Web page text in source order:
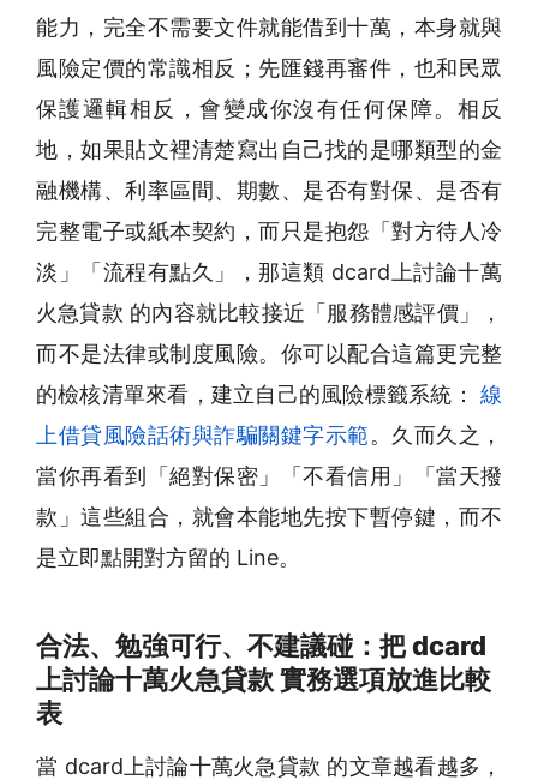
能力，完全不需要文件就能借到十萬，本身就與
風險定價的常識相反；先匯錢再審件，也和民眾
保護邏輯相反，會變成你沒有任何保障。相反
地，如果貼文裡清楚寫出自己找的是哪類型的金
融機構、利率區間、期數、是否有對保、是否有
完整電子或紙本契約，而只是抱怨「對方待人冷
淡」「流程有點久」，那這類 dcard上討論十萬
火急貸款 的內容就比較接近「服務體感評價」，
而不是法律或制度風險。你可以配合這篇更完整
的檢核清單來看，建立自己的風險標籤系統：
線
上借貸風險話術與詐騙關鍵字示範。久而久之，
當你再看到「絕對保密」「不看信用」「當天撥
款」這些組合，就會本能地先按下暫停鍵，而不
是立即點開對方留的 Line。
合法、勉強可行、不建議碰：把 dcard
上討論十萬火急貸款 實務選項放進比較
表
當 dcard上討論十萬火急貸款 的文章越看越多，